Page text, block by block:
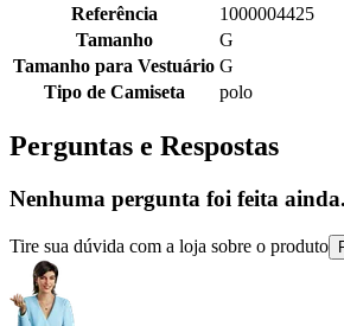
Referência
1000004425
Tamanho
G
Tamanho para Vestuário G
Tipo de Camiseta
polo
Perguntas e Respostas
Nenhuma pergunta foi feita
Tire sua dúvida com a loja sobre o produto